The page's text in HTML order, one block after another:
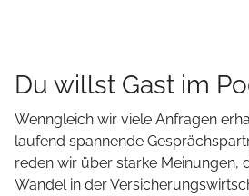
Du willst Gast im
Wenngleich wir viele Anfragen
laufend spannende
reden wir über starke Meinungen,
Wandel in der